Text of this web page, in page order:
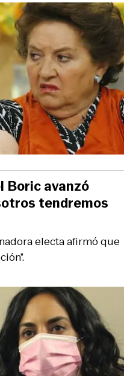
electa afirmó que
Boric avanzó
tendremos